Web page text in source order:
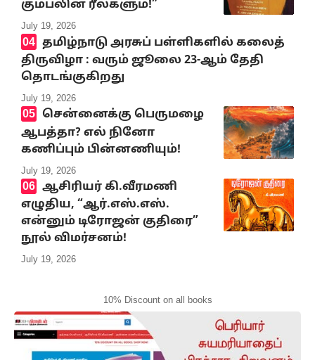
கும்பலின் ரீல்களும்!”
July 19, 2026
தமிழ்நாடு அரசுப் பள்ளிகளில் கலைத்
திருவிழா : வரும் ஜூலை 23-ஆம் தேதி
தொடங்குகிறது
July 19, 2026
சென்னைக்கு பெருமழை
ஆபத்தா? எல் நினோ
கணிப்பும் பின்னணியும்!
July 19, 2026
ஆசிரியர் கி.வீரமணி
எழுதிய, “ஆர்.எஸ்.எஸ்.
என்னும் டிரோஜன் குதிரை”
நூல் விமர்சனம்!
July 19, 2026
10% Discount on all books